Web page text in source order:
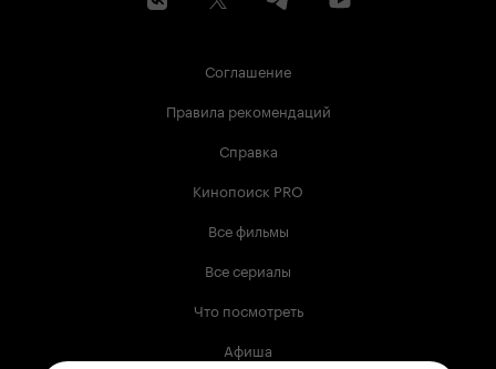
Соглашение
Правила рекомендаций
Справка
Кинопоиск PRO
Все фильмы
Все сериалы
Что посмотреть
Афиша